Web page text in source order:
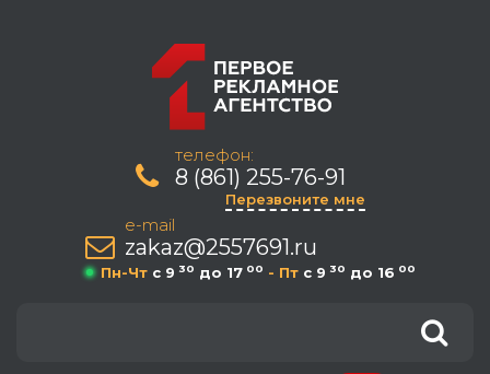
телефон:
8 (861) 255-76-91
Перезвоните мне
e-mail
zakaz@2557691.ru
Пн-Чт c 9 30 до 17 00 - Пт c 9 30 до 16 00